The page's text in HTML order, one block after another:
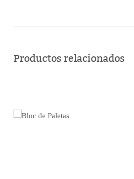
línea
Productos relacionados